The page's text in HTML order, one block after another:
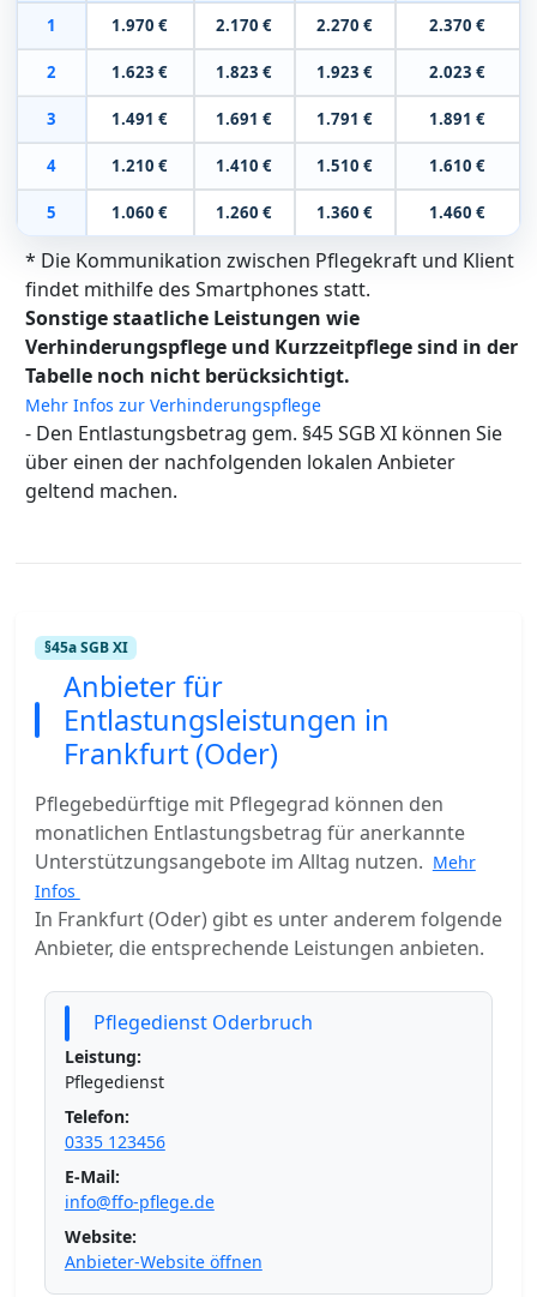
1 1.970 € 2.170 € 2.270 € 2.370 €
2 1.623 € 1.823 € 1.923 € 2.023 €
3 1.491 € 1.691 € 1.791 € 1.891 €
4 1.210 € 1.410 € 1.510 € 1.610 €
5 1.060 € 1.260 € 1.360 € 1.460 €
* Die Kommunikation zwischen Pflegekraft und Klient
findet mithilfe des Smartphones statt.
Sonstige staatliche Leistungen wie
Verhinderungspflege und Kurzzeitpflege sind in der
Tabelle noch nicht berücksichtigt.
Mehr Infos zur Verhinderungspflege
- Den Entlastungsbetrag gem. §45 SGB XI können Sie
über einen der nachfolgenden lokalen Anbieter
geltend machen.
§45a SGB XI
Anbieter für
Entlastungsleistungen in
Frankfurt (Oder)
Pflegebedürftige mit Pflegegrad können den
monatlichen Entlastungsbetrag für anerkannte
Unterstützungsangebote im Alltag nutzen. Mehr
Infos
In Frankfurt (Oder) gibt es unter anderem folgende
Anbieter, die entsprechende Leistungen anbieten.
Pflegedienst Oderbruch
Leistung:
Pflegedienst
Telefon:
0335 123456
E-Mail:
info@ffo-pflege.de
Website:
Anbieter-Website öffnen